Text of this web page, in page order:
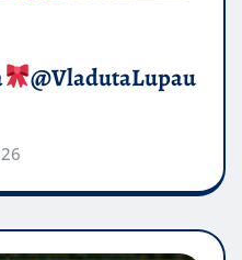
​@VladutaLupau